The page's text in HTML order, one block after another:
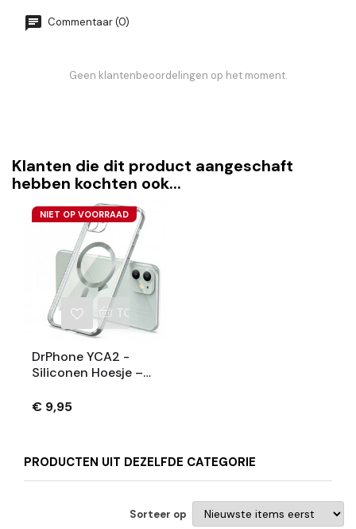
Commentaar (0)
Geen klantenbeoordelingen op het moment.
Klanten die dit product aangeschaft
hebben kochten ook...
NIET OP VOORRAAD
TOEVOEGEN AAN WINKELWAGEN
DrPhone YCA2 -
Siliconen Hoesje –
Cover – 6,1 Inch -
€ 9,95
PRODUCTEN UIT DEZELFDE CATEGORIE
Sorteer op